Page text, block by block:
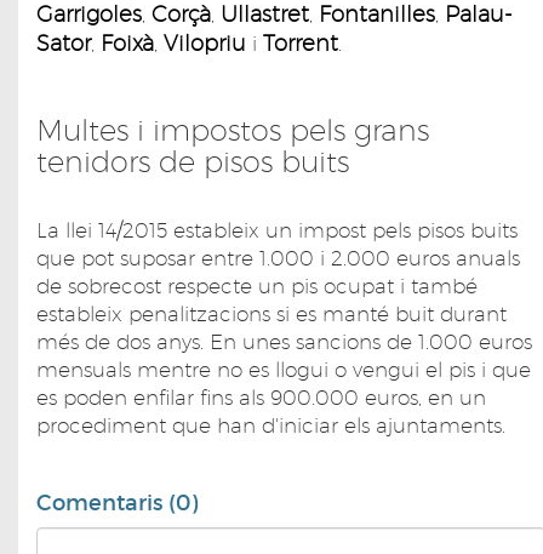
Garrigoles, Corçà, Ullastret, Fontanilles, Palau-
Sator, Foixà, Vilopriu i Torrent.
Multes i impostos pels grans
tenidors de pisos buits
La llei 14/2015 estableix un impost pels pisos buits
que pot suposar entre 1.000 i 2.000 euros anuals
de sobrecost respecte un pis ocupat i també
estableix penalitzacions si es manté buit durant
més de dos anys. En unes sancions de 1.000 euros
mensuals mentre no es llogui o vengui el pis i que
es poden enfilar fins als 900.000 euros, en un
procediment que han d'iniciar els ajuntaments.
Comentaris (0)